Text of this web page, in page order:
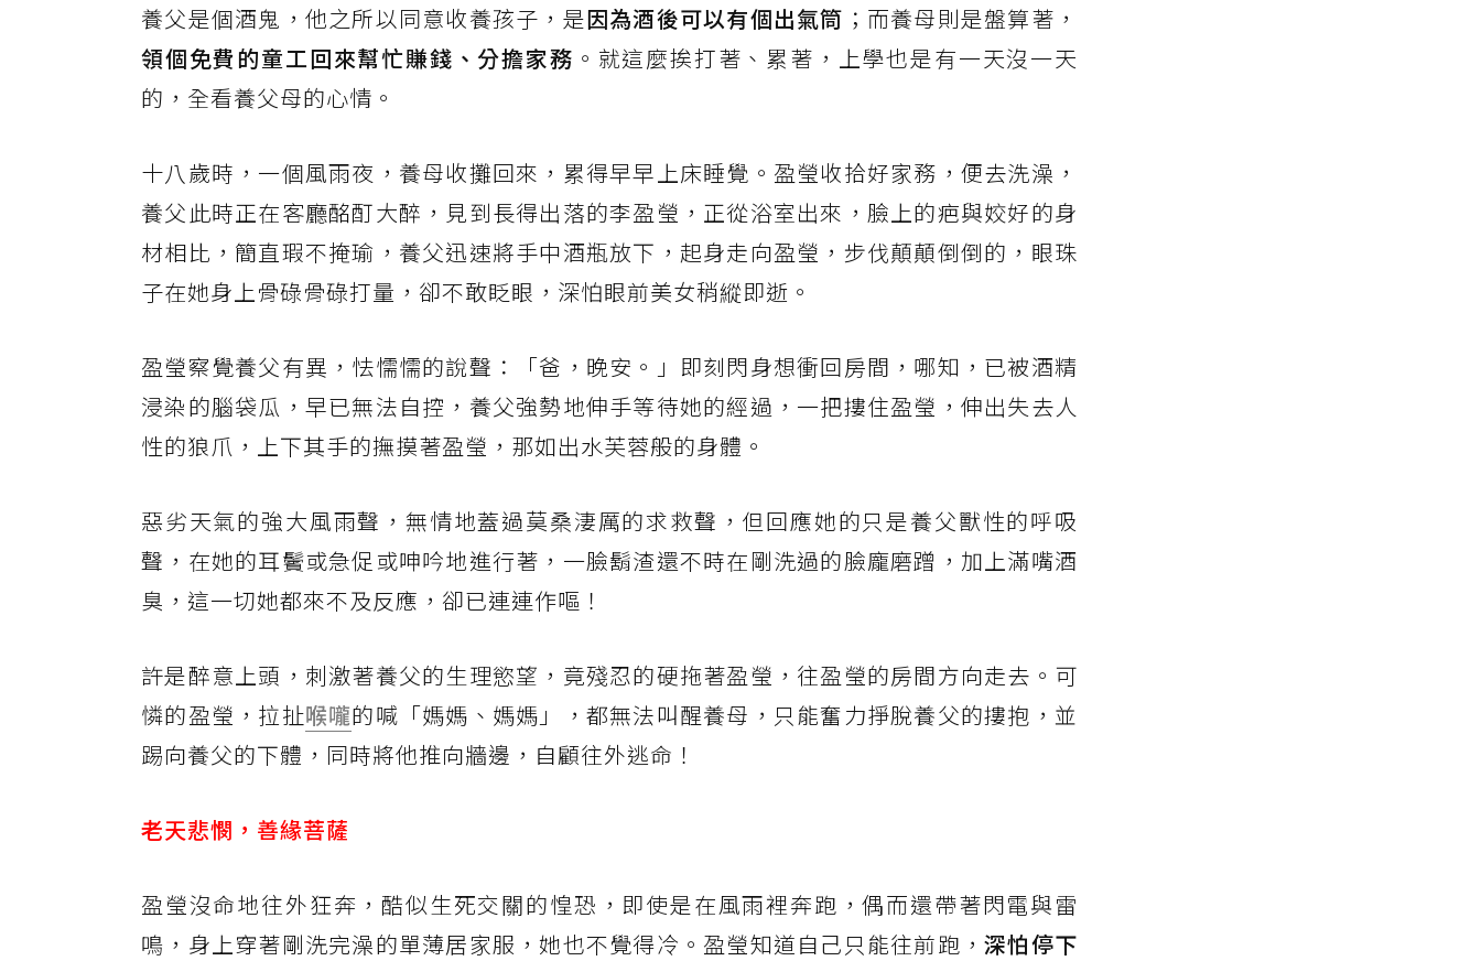
養父是個酒鬼，他之所以同意收養孩子，是因為酒後可以有個出氣筒 ；而養母則是盤算著，
領個免費的童工回來幫忙賺錢、分擔家務 。就這麼挨打著、累著，上學也是有一天沒一天
的，全看養父母的心情。
十八歲時，一個風雨夜，養母收攤回來，累得早早上床睡覺。盈瑩收拾好家務，便去洗澡，
養父此時正在客廳酩酊大醉，見到長得出落的李盈瑩，正從浴室出來，臉上的疤與姣好的身
材相比，簡直瑕不掩瑜，養父迅速將手中酒瓶放下，起身走向盈瑩，步伐顛顛倒倒的，眼珠
子在她身上骨碌骨碌打量，卻不敢眨眼，深怕眼前美女稍縱即逝。
盈瑩察覺養父有異，怯懦懦的說聲：「爸，晚安。」即刻閃身想衝回房間，哪知，已被酒精
浸染的腦袋瓜，早已無法自控，養父強勢地伸手等待她的經過，一把摟住盈瑩，伸出失去人
性的狼爪，上下其手的撫摸著盈瑩，那如出水芙蓉般的身體。
惡劣天氣的強大風雨聲，無情地蓋過莫桑淒厲的求救聲，但回應她的只是養父獸性的呼吸
聲，在她的耳鬢或急促或呻吟地進行著，一臉鬍渣還不時在剛洗過的臉龐磨蹭，加上滿嘴酒
臭，這一切她都來不及反應，卻已連連作嘔！
許是醉意上頭，刺激著養父的生理慾望，竟殘忍的硬拖著盈瑩，往盈瑩的房間方向走去。可
憐的盈瑩，拉扯喉嚨的喊「媽媽、媽媽」，都無法叫醒養母，只能奮力掙脫養父的摟抱，並
踢向養父的下體，同時將他推向牆邊，自顧往外逃命！
老天悲憫，善緣菩薩
盈瑩沒命地往外狂奔，酷似生死交關的惶恐，即使是在風雨裡奔跑，偶而還帶著閃電與雷
鳴，身上穿著剛洗完澡的單薄居家服，她也不覺得冷。盈瑩知道自己只能往前跑，深怕停下